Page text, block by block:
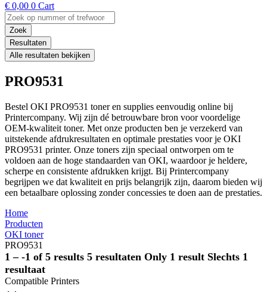
€ 0,00 0 Cart
Search
...Zoek
Resultaten
Alle resultaten bekijken
PRO9531
Bestel OKI PRO9531 toner en supplies eenvoudig online bij
Printercompany. Wij zijn dé betrouwbare bron voor voordelige
OEM-kwaliteit toner. Met onze producten ben je verzekerd van
uitstekende afdrukresultaten en optimale prestaties voor je OKI
PRO9531 printer. Onze toners zijn speciaal ontworpen om te
voldoen aan de hoge standaarden van OKI, waardoor je heldere,
scherpe en consistente afdrukken krijgt. Bij Printercompany
begrijpen we dat kwaliteit en prijs belangrijk zijn, daarom bieden wij
een betaalbare oplossing zonder concessies te doen aan de prestaties.
Home
Producten
OKI toner
PRO9531
1 – -1 of 5 results 5 resultaten Only 1 result Slechts 1
resultaat
Compatible Printers